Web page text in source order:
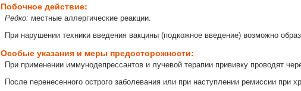
Побочное действие:
Редко: местные аллергические реакции.
При нарушении техники введения вакцины (подкожное введение) возможно
Особые указания и меры предосторожности:
При применении иммунодепрессантов и лучевой терапии прививку проводят
После перенесенного острого заболевания или при наступлении ремиссии при